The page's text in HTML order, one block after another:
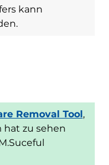
kann
Removal Tool,
hat zu sehen